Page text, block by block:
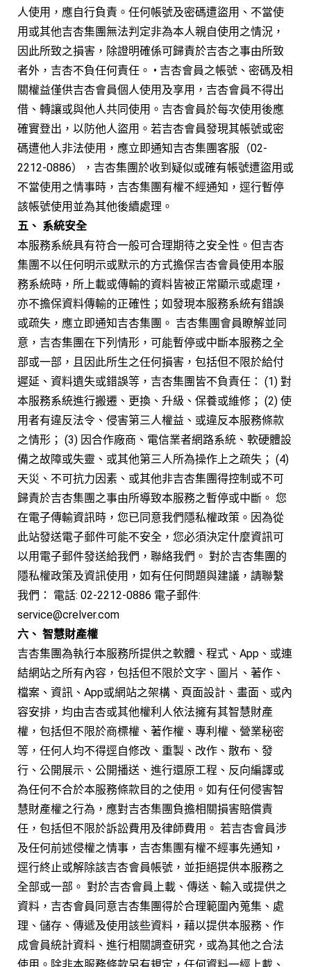
人使用，應自行負責。任何帳號及密碼遭盜用、不當使
用或其他吉杏集團無法判定非為本人親自使用之情況，
因此所致之損害，除證明確係可歸責於吉杏之事由所致
者外，吉杏不負任何責任。 • 吉杏會員之帳號、密碼及相
關權益僅供吉杏會員個人使用及享用，吉杏會員不得出
借、轉讓或與他人共同使用。吉杏會員於每次使用後應
確實登出，以防他人盜用。若吉杏會員發現其帳號或密
碼遭他人非法使用，應立即通知吉杏集團客服（02-
2212-0886），吉杏集團於收到疑似或確有帳號遭盜用或
不當使用之情事時，吉杏集團有權不經通知，逕行暫停
該帳號使用並為其他後續處理。
五、 系統安全
本服務系統具有符合一般可合理期待之安全性。但吉杏
集團不以任何明示或默示的方式擔保吉杏會員使用本服
務系統時，所上載或傳輸的資料皆被正常顯示或處理，
亦不擔保資料傳輸的正確性；如發現本服務系統有錯誤
或疏失，應立即通知吉杏集團。 吉杏集團會員瞭解並同
意，吉杏集團在下列情形，可能暫停或中斷本服務之全
部或一部，且因此所生之任何損害，包括但不限於給付
遲延、資料遺失或錯誤等，吉杏集團皆不負責任： (1) 對
本服務系統進行搬遷、更換、升級、保養或維修； (2) 使
用者有違反法令、侵害第三人權益、或違反本服務條款
之情形； (3) 因合作廠商、電信業者網路系統、軟硬體設
備之故障或失靈、或其他第三人所為操作上之疏失； (4)
天災、不可抗力因素、或其他非吉杏集團得控制或不可
歸責於吉杏集團之事由所導致本服務之暫停或中斷。 您
在電子傳輸資訊時，您已同意我們隱私權政策。因為從
此站發送電子郵件可能不安全，您必須決定什麼資訊可
以用電子郵件發送給我們，聯絡我們。 對於吉杏集團的
隱私權政策及資訊使用，如有任何問題與建議，請聯繫
我們： 電話: 02-2212-0886 電子郵件:
service@crelver.com
六、 智慧財產權
吉杏集團為執行本服務所提供之軟體、程式、App、或連
結網站之所有內容，包括但不限於文字、圖片、著作、
檔案、資訊、App或網站之架構、頁面設計、畫面、或內
容安排，均由吉杏或其他權利人依法擁有其智慧財產
權，包括但不限於商標權、著作權、專利權、營業秘密
等，任何人均不得逕自修改、重製、改作、散布、發
行、公開展示、公開播送、進行還原工程、反向編譯或
為任何不合於本服務條款目的之使用。如有任何侵害智
慧財產權之行為，應對吉杏集團負擔相關損害賠償責
任，包括但不限於訴訟費用及律師費用。 若吉杏會員涉
及任何前述侵權之情事，吉杏集團有權不經事先通知，
逕行終止或解除該吉杏會員帳號，並拒絕提供本服務之
全部或一部。 對於吉杏會員上載、傳送、輸入或提供之
資料，吉杏會員同意吉杏集團得於合理範圍內蒐集、處
理、儲存、傳遞及使用該些資料，藉以提供本服務、作
成會員統計資料、進行相關調查研究，或為其他之合法